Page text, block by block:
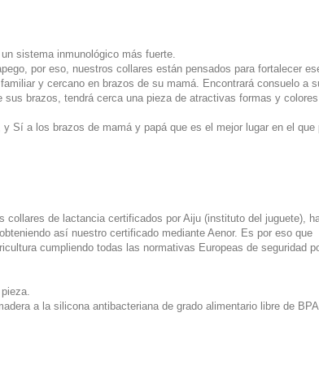
sistema inmunológico más fuerte.
por eso, nuestros collares están pensados para fortalecer
y cercano en brazos de su mamá. Encontrará consuelo a
brazos, tendrá cerca una pieza de atractivas formas y
Sí a los brazos de mamá y papá que es el mejor lugar en el que
de lactancia certificados por Aiju (instituto del juguete),
así nuestro certificado mediante Aenor. Es por eso que
cumpliendo todas las normativas Europeas de seguridad
a la silicona antibacteriana de grado alimentario libre de